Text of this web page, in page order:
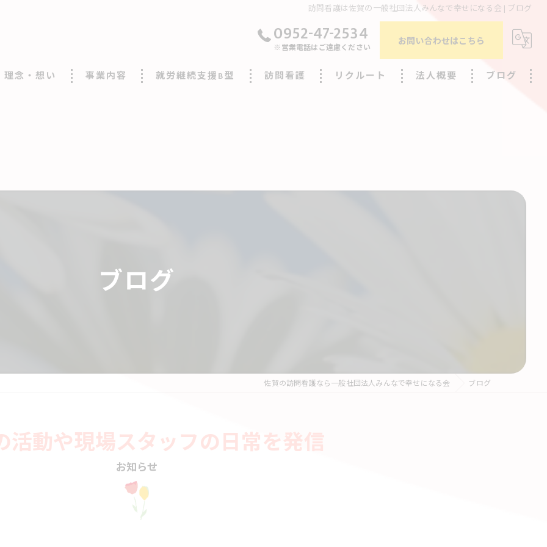
訪問看護は佐賀の一般社団法人みんなで幸せになる会 | ブログ
0952-47-2534
※営業電話はご遠慮ください お問い合わせはこちら
理念・想い 事業内容 就労継続支援B型 訪問看護 リクルート 法人概要 ブログ
ブログ
佐賀の訪問看護なら一般社団法人みんなで幸せになる会 ブログ
活動や現場スタッフの日常を発信
お知らせ